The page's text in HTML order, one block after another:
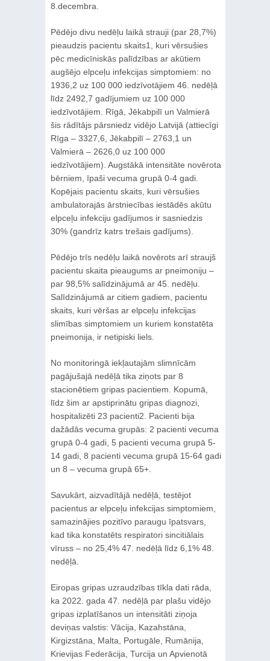
8.decembra.
Pēdējo divu nedēļu laikā strauji (par 28,7%)
pieaudzis pacientu skaits1, kuri vērsušies
pēc medicīniskās palīdzības ar akūtiem
augšējo elpceļu infekcijas simptomiem: no
1936,2 uz 100 000 iedzīvotājiem 46. nedēļā
līdz 2492,7 gadījumiem uz 100 000
iedzīvotājiem. Rīgā, Jēkabpilī un Valmierā
šis rādītājs pārsniedz vidējo Latvijā (attiecīgi
Rīga – 3327,6, Jēkabpilī – 2763,1 un
Valmierā – 2626,0 uz 100 000
iedzīvotājiem). Augstākā intensitāte novērota
bērniem, īpaši vecuma grupā 0-4 gadi.
Kopējais pacientu skaits, kuri vērsušies
ambulatorajās ārstniecības iestādēs akūtu
elpceļu infekciju gadījumos ir sasniedzis
30% (gandrīz katrs trešais gadījums).
Pēdējo trīs nedēļu laikā novērots arī straujš
pacientu skaita pieaugums ar pneimoniju –
par 98,5% salīdzinājumā ar 45. nedēļu.
Salīdzinājumā ar citiem gadiem, pacientu
skaits, kuri vēršas ar elpceļu infekcijas
slimības simptomiem un kuriem konstatēta
pneimonija, ir netipiski liels.
No monitoringā iekļautajām slimnīcām
pagājušajā nedēļā tika ziņots par 8
stacionētiem gripas pacientiem. Kopumā,
līdz šim ar apstiprinātu gripas diagnozi,
hospitalizēti 23 pacienti2. Pacienti bija
dažādās vecuma grupās: 2 pacienti vecuma
grupā 0-4 gadi, 5 pacienti vecuma grupā 5-
14 gadi, 8 pacienti vecuma grupā 15-64 gadi
un 8 – vecuma grupā 65+.
Savukārt, aizvadītājā nedēļā, testējot
pacientus ar elpceļu infekcijas simptomiem,
samazinājies pozitīvo paraugu īpatsvars,
kad tika konstatēts respiratori sincitiālais
vīruss – no 25,4% 47. nedēļā līdz 6,1% 48.
nedēļā.
Eiropas gripas uzraudzības tīkla dati rāda,
ka 2022. gada 47. nedēļā par plašu vidējo
gripas izplatīšanos un intensitāti ziņoja
deviņas valstis: Vācija, Kazahstāna,
Kirgizstāna, Malta, Portugāle, Rumānija,
Krievijas Federācija, Turcija un Apvienotā